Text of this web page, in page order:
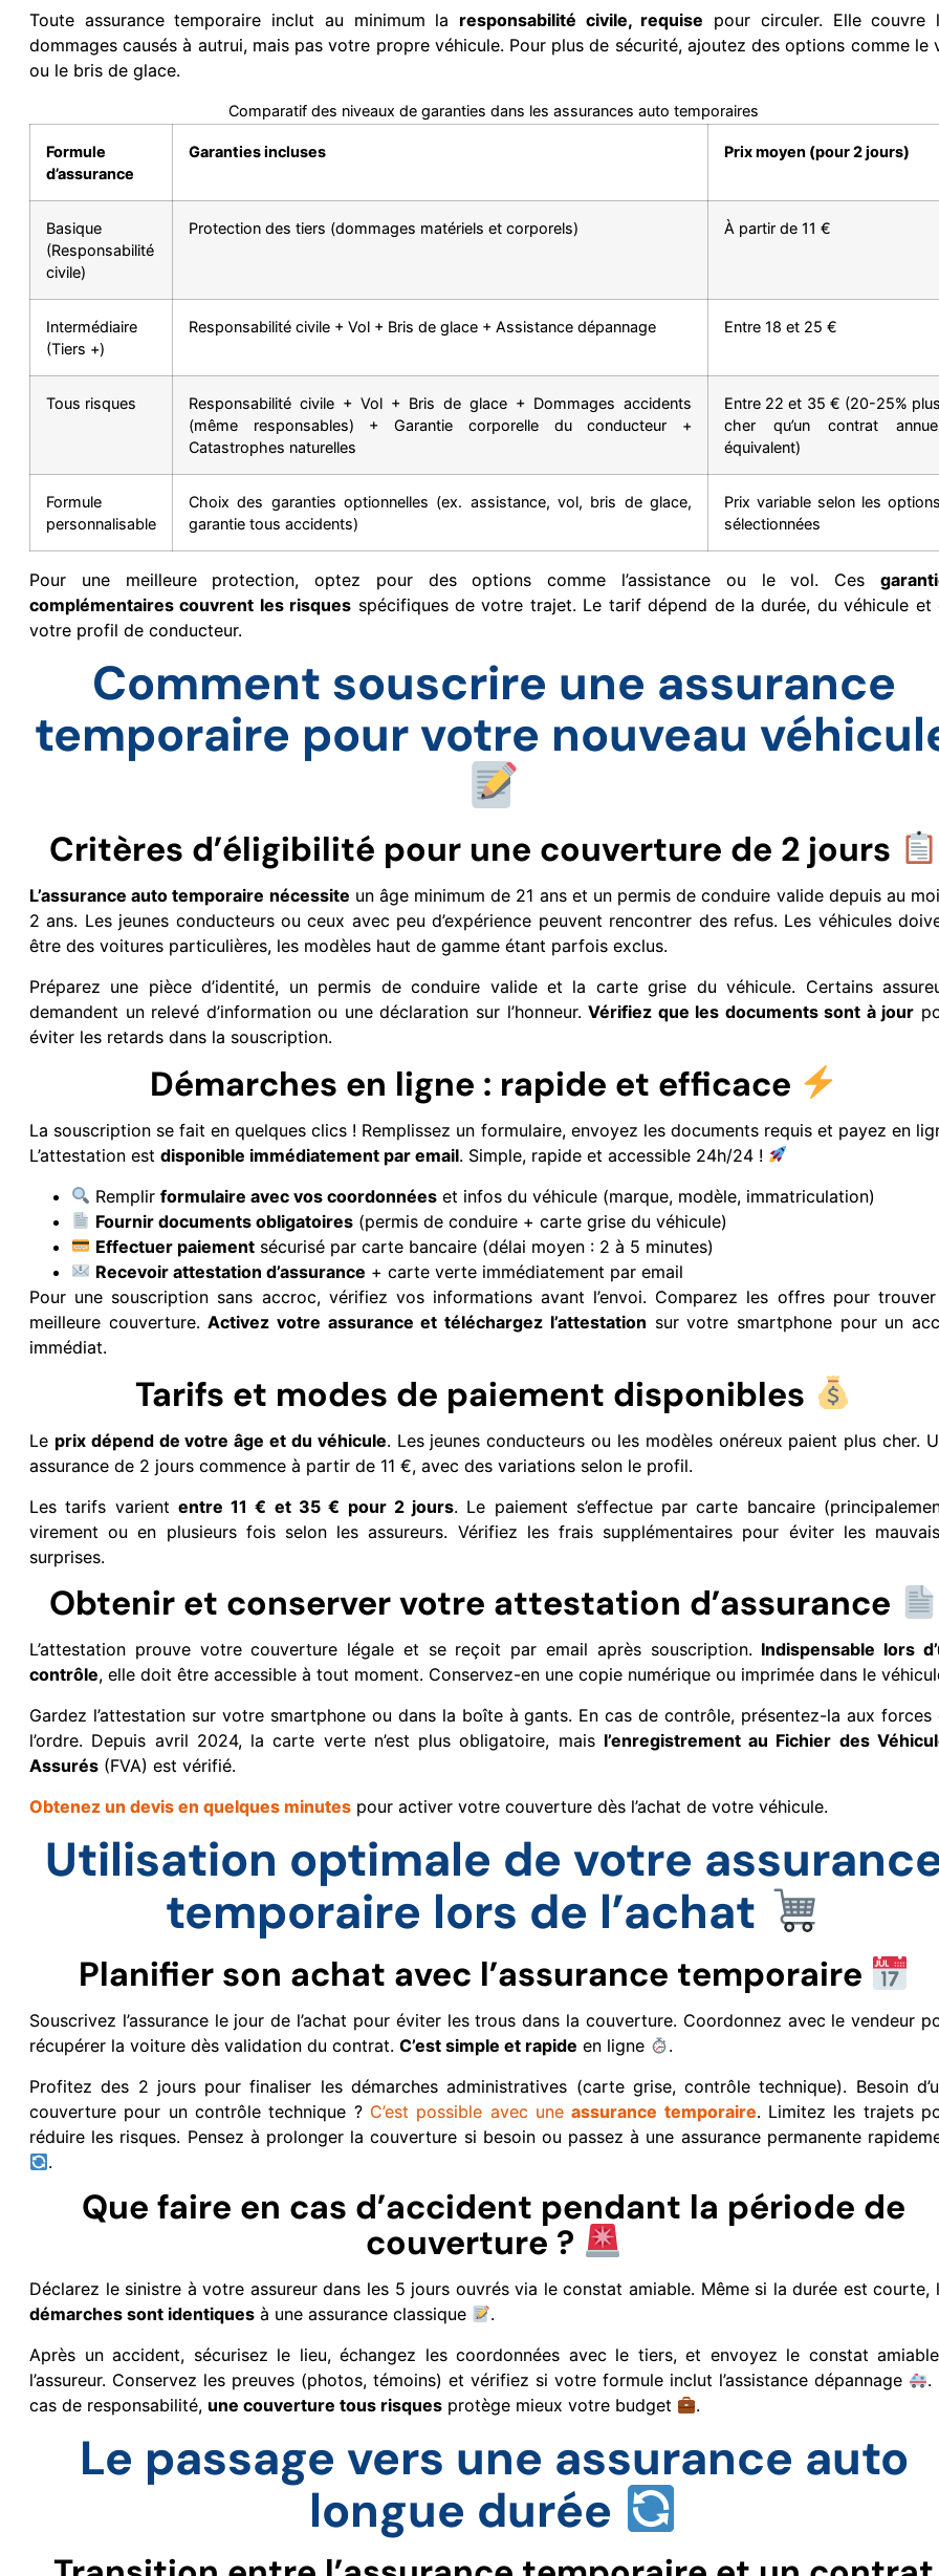
Toute assurance temporaire inclut au minimum la responsabilité civile, requise pour circuler. Elle couvre
dommages causés à autrui, mais pas votre propre véhicule. Pour plus de sécurité, ajoutez des options comme le
ou le bris de glace.
Comparatif des niveaux de garanties dans les assurances auto temporaires
Formule
d’assurance
Garanties incluses Prix moyen (pour 2 jours)
Basique
(Responsabilité
civile)
Protection des tiers (dommages matériels et corporels) À partir de 11 €
Intermédiaire
(Tiers +)
Responsabilité civile + Vol + Bris de glace + Assistance dépannage Entre 18 et 25 €
Tous risques
Responsabilité civile + Vol + Bris de glace + Dommages accidents
(même responsables) + Garantie corporelle du conducteur +
Catastrophes naturelles
Entre 22 et 35 € (20-25% plus
cher qu’un contrat
équivalent)
Formule
personnalisable
Choix des garanties optionnelles (ex. assistance, vol, bris de glace,
garantie tous accidents)
Prix variable selon les options
sélectionnées
Pour une meilleure protection, optez pour des options comme l’assistance ou le vol. Ces
complémentaires couvrent les risques spécifiques de votre trajet. Le tarif dépend de la durée, du véhicule et
votre profil de conducteur.
Comment souscrire une assurance
temporaire pour votre nouveau
Critères d’éligibilité pour une couverture de 2 jours
L’assurance auto temporaire nécessite un âge minimum de 21 ans et un permis de conduire valide depuis au
2 ans. Les jeunes conducteurs ou ceux avec peu d’expérience peuvent rencontrer des refus. Les véhicules
être des voitures particulières, les modèles haut de gamme étant parfois exclus.
Préparez une pièce d’identité, un permis de conduire valide et la carte grise du véhicule. Certains
demandent un relevé d’information ou une déclaration sur l’honneur.Vérifiez que les documents sont à jour
éviter les retards dans la souscription.
Démarches en ligne : rapide et efficace
La souscription se fait en quelques clics ! Remplissez un formulaire, envoyez les documents requis et payez en
L’attestation est disponible immédiatement par email. Simple, rapide et accessible 24h/24 !
Remplirformulaire avec vos coordonnées et infos du véhicule (marque, modèle, immatriculation)
Fournir documents obligatoires (permis de conduire + carte grise du véhicule)
Effectuer paiement sécurisé par carte bancaire (délai moyen : 2 à 5 minutes)
Recevoir attestation d’assurance + carte verte immédiatement par email
Pour une souscription sans accroc, vérifiez vos informations avant l’envoi. Comparez les offres pour
meilleure couverture.Activez votre assurance et téléchargez l’attestation sur votre smartphone pour un
immédiat.
Tarifs et modes de paiement disponibles
Le prix dépend de votre âge et du véhicule. Les jeunes conducteurs ou les modèles onéreux paient plus cher.
assurance de 2 jours commence à partir de 11 €, avec des variations selon le profil.
Les tarifs varient entre 11 € et 35 € pour 2 jours. Le paiement s’effectue par carte bancaire
virement ou en plusieurs fois selon les assureurs. Vérifiez les frais supplémentaires pour éviter les
surprises.
Obtenir et conserver votre attestation d’assurance
L’attestation prouve votre couverture légale et se reçoit par email après souscription. Indispensable lors
contrôle, elle doit être accessible à tout moment. Conservez-en une copie numérique ou imprimée dans le
Gardez l’attestation sur votre smartphone ou dans la boîte à gants. En cas de contrôle, présentez-la aux forces
l’ordre. Depuis avril 2024, la carte verte n’est plus obligatoire, mais l’enregistrement au Fichier des
Assurés (FVA) est vérifié.
Obtenez un devis en quelques minutes pour activer votre couverture dès l’achat de votre véhicule.
Utilisation optimale de votre
temporaire lors de l’achat
Planifier son achat avec l’assurance temporaire
Souscrivez l’assurance le jour de l’achat pour éviter les trous dans la couverture. Coordonnez avec le vendeur
récupérer la voiture dès validation du contrat. C’est simple et rapide en ligne
.
Profitez des 2 jours pour finaliser les démarches administratives (carte grise, contrôle technique). Besoin
couverture pour un contrôle technique ? C’est possible avec uneassurance temporaire. Limitez les trajets
réduire les risques. Pensez à prolonger la couverture si besoin ou passez à une assurance permanente
.
Que faire en cas d’accident pendant la période de
couverture ?
Déclarez le sinistre à votre assureur dans les 5 jours ouvrés via le constat amiable. Même si la durée est courte,
démarches sont identiques à une assurance classique
.
Après un accident, sécurisez le lieu, échangez les coordonnées avec le tiers, et envoyez le constat
l’assureur. Conservez les preuves (photos, témoins) et vérifiez si votre formule inclut l’assistance dépannage
.
cas de responsabilité, une couverture tous risques protège mieux votre budget .
Le passage vers une assurance auto
longue durée